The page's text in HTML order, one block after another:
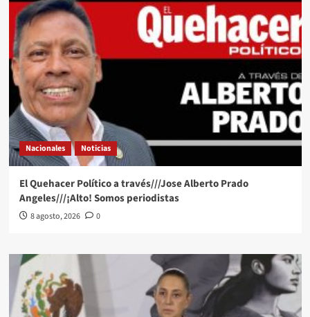
Nacionales Noticias
El Quehacer Político a través///Jose Alberto Prado
Angeles///¡Alto! Somos periodistas
8 agosto, 2026 0